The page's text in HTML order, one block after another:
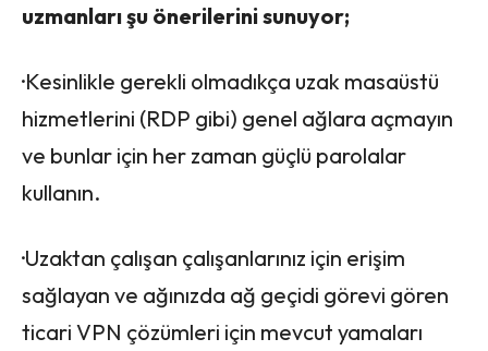
uzmanları şu önerilerini sunuyor;
·Kesinlikle gerekli olmadıkça uzak masaüstü
hizmetlerini (RDP gibi) genel ağlara açmayın
ve bunlar için her zaman güçlü parolalar
kullanın.
·Uzaktan çalışan çalışanlarınız için erişim
sağlayan ve ağınızda ağ geçidi görevi gören
ticari VPN çözümleri için mevcut yamaları